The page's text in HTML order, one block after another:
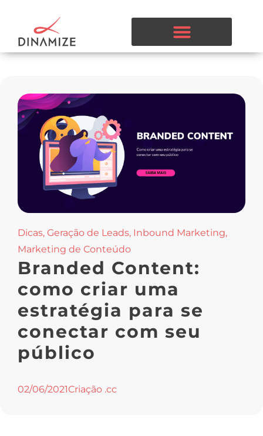
Dicas, Geração de Leads, Inbound Marketing,
Marketing de Conteúdo
Branded Content:
como criar uma
estratégia para se
conectar com seu
público
02/06/2021Criação .cc